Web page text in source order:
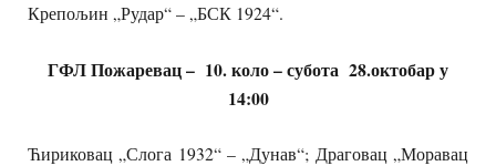
Крепољин „Рудар“ – „БСК 1924“.
ГФЛ Пожаревац– 10. коло – субота 28.октобар у
14:00
Ћириковац „Слога 1932“ – „Дунав“; Драговац „Моравац